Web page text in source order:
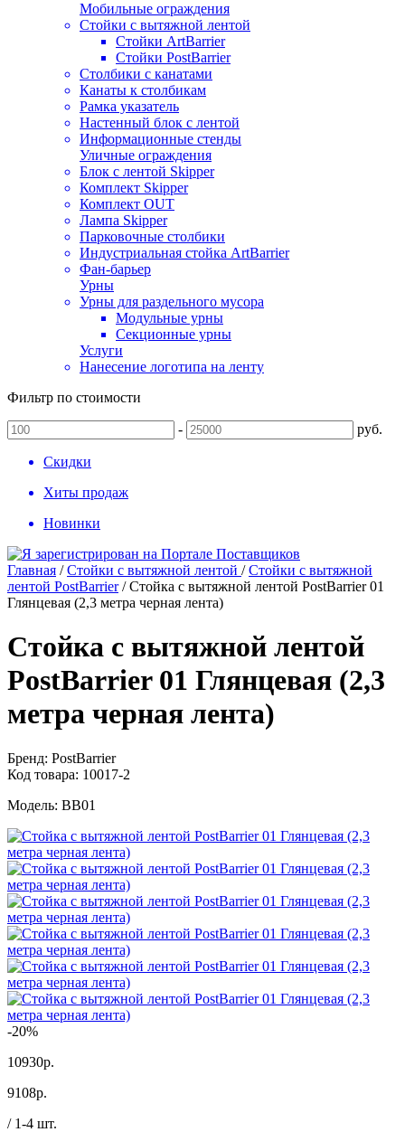
Мобильные ограждения
Стойки с вытяжной лентой
Стойки ArtBarrier
Стойки PostBarrier
Столбики с канатами
Канаты к столбикам
Рамка указатель
Настенный блок с лентой
Информационные стенды
Уличные ограждения
Блок с лентой Skipper
Комплект Skipper
Комплект OUT
Лампа Skipper
Парковочные столбики
Индустриальная стойка ArtBarrier
Фан-барьер
Урны
Урны для раздельного мусора
Модульные урны
Секционные урны
Услуги
Нанесение логотипа на ленту
Фильтр по стоимости
- руб.
Скидки
Хиты продаж
Новинки
Главная /Стойки с вытяжной лентой /Стойки с вытяжной
лентой PostBarrier/Стойка с вытяжной лентой PostBarrier 01
Глянцевая (2,3 метра черная лента)
Стойка с вытяжной лентой
PostBarrier 01 Глянцевая (2,3
метра черная лента)
Бренд: PostBarrier
Код товара: 10017-2
Модель: BB01
-20%
10930р.
9108р.
/ 1-4 шт.